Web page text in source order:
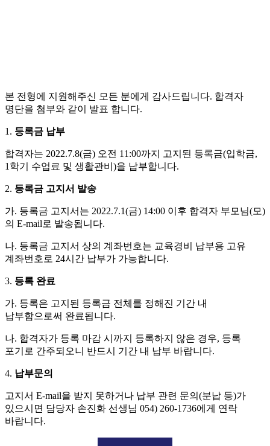
본 전형에 지원해주신 모든 분에게 감사드립니다. 합격자
명단을 첨부와 같이 발표 합니다.
1. 등록금 납부
합격자는 2022.7.8(금) 오전 11:00까지 고지된 등록금(입학금,
1학기 수업료 및 생활관비)을 납부합니다.
2. 등록금 고지서 발송
가. 등록금 고지서는 2022.7.1(금) 14:00 이후 합격자 부모님(모)
의 E-mail로 발송됩니다.
나. 등록금 고지서 상의 계좌번호는 교육경비 납부용 고유
계좌번호로 24시간 납부가 가능합니다.
3. 등록 완료
가. 등록은 고지된 등록금 전체를 정해진 기간 내
납부함으로써 완료됩니다.
나. 합격자가 등록 마감 시까지 등록하지 않은 경우, 등록
포기로 간주되오니 반드시 기간 내 납부 바랍니다.
4. 납부문의
고지서 E-mail을 받지 못하거나 납부 관련 문의(분납 등)가
있으시면 담당자 손진화 선생님 054) 260-1736에게 연락
바랍니다.